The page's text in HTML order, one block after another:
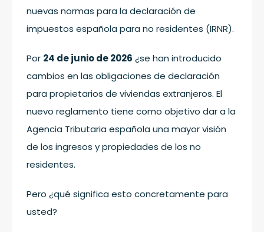
nuevas normas para la declaración de
impuestos española para no residentes (IRNR).
Por 24 de junio de 2026 ¿se han introducido
cambios en las obligaciones de declaración
para propietarios de viviendas extranjeros. El
nuevo reglamento tiene como objetivo dar a la
Agencia Tributaria española una mayor visión
de los ingresos y propiedades de los no
residentes.
Pero ¿qué significa esto concretamente para
usted?